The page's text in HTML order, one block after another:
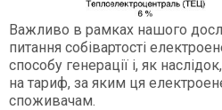
Важливо в рамках нашого
питання собівартості
способу генерації і, як
на тариф, за яким ця
споживачам.